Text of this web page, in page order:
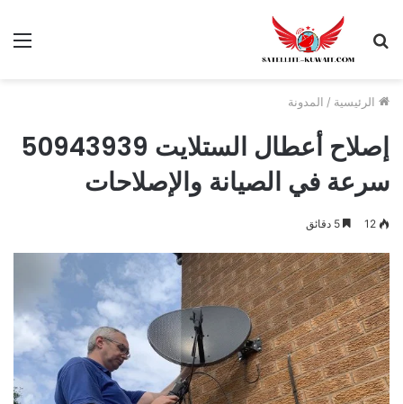
الرئيسية / المدونة
إصلاح أعطال الستلايت ​50943939
سرعة في الصيانة والإصلاحات
12